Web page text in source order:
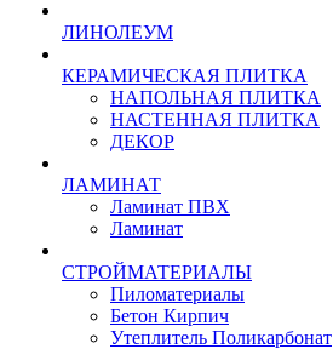
ЛИНОЛЕУМ
КЕРАМИЧЕСКАЯ ПЛИТКА
НАПОЛЬНАЯ ПЛИТКА
НАСТЕННАЯ ПЛИТКА
ДЕКОР
ЛАМИНАТ
Ламинат ПВХ
Ламинат
СТРОЙМАТЕРИАЛЫ
Пиломатериалы
Бетон Кирпич
Утеплитель Поликарбонат